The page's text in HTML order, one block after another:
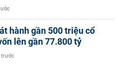
hành gần 500 triệu cổ
lên gần 77.800 tỷ
trước